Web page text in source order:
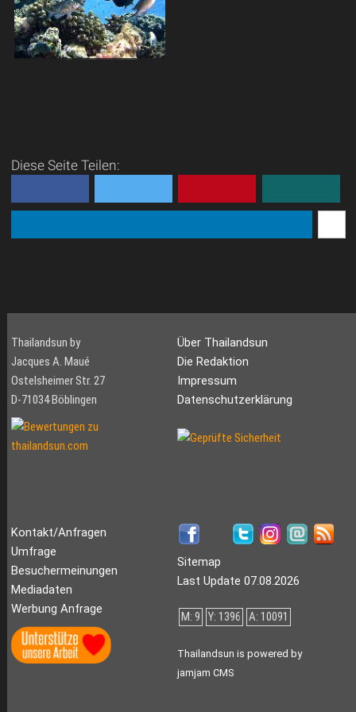
echtes Me...
schönsten der Malediven
messen, aber auf den
Diese Seite Teilen:
Thailandsun by
Jacques A. Maué
Ostelsheimer Str. 27
D-71034 Böblingen
Über Thailandsun
Die Redaktion
Impressum
Datenschutzerklärung
Kontakt/Anfragen
Umfrage
Besuchermeinungen
Mediadaten
Werbung Anfrage
Sitemap
Last Update 07.08.2026
M: 9 Y: 1396 A: 10091
Thailandsun is powered by
jamjam CMS